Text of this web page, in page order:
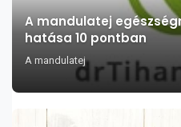
A mandulatej
hatása 10 pontban
A mandulatej